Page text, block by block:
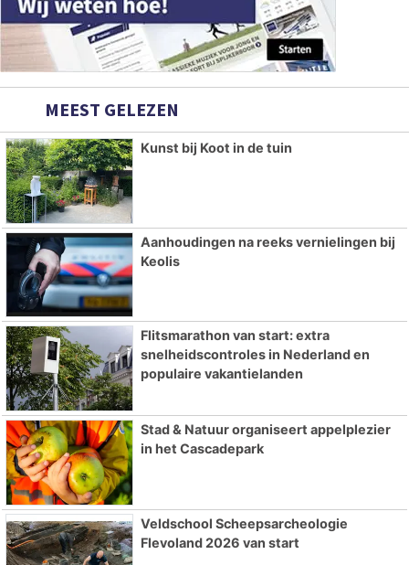
MEEST GELEZEN
Kunst bij Koot in de tuin
Aanhoudingen na reeks vernielingen bij
Keolis
Flitsmarathon van start: extra
snelheidscontroles in Nederland en
populaire vakantielanden
Stad & Natuur organiseert appelplezier
in het Cascadepark
Veldschool Scheepsarcheologie
Flevoland 2026 van start